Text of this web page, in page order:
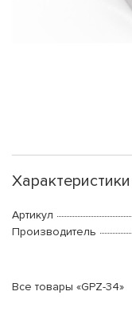
Артикул
Производитель
Все товары «GPZ-34»